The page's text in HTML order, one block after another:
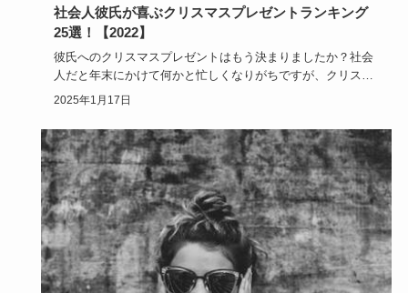
社会人彼氏が喜ぶクリスマスプレゼントランキング
25選！【2022】
彼氏へのクリスマスプレゼントはもう決まりましたか？社会
人だと年末にかけて何かと忙しくなりがちですが、クリスマ
スプレゼント選…
2025年1月17日